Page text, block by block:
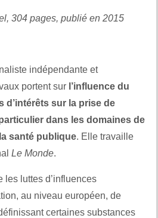
304 pages, publié en 2015
indépendante et
portent sur l’influence du
d’intérêts sur la prise de
dans les domaines de
santé publique. Elle travaille
Le Monde.
les luttes d’influences
au niveau européen, de
certaines substances